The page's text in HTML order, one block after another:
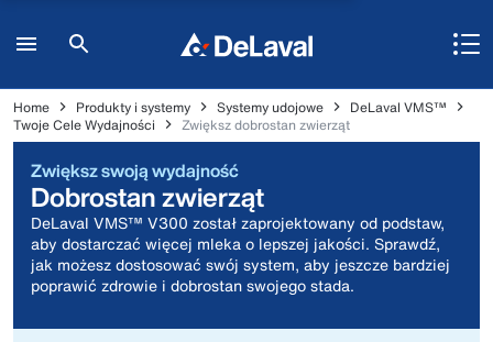
Home Produkty i systemy Systemy udojowe
DeLaval VMS™
Twoje Cele Wydajności
Zwiększ dobrostan zwierząt
Zwiększ swoją wydajność
Dobrostan zwierząt
DeLaval VMS™ V300 został zaprojektowany od podstaw,
aby dostarczać więcej mleka o lepszej jakości. Sprawdź,
jak możesz dostosować swój system, aby jeszcze bardziej
poprawić zdrowie i dobrostan swojego stada.